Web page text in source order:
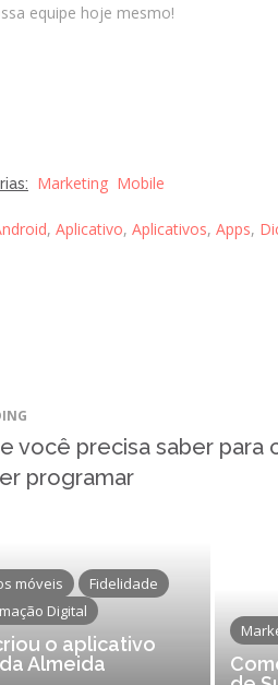
equipe hoje mesmo!
Marketing Mobile
, Aplicativo, Aplicativos, Apps,
você precisa saber para
programar
móveis
Fidelidade
Digital
o aplicativo
Almeida